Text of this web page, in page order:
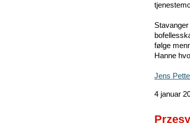
følge
Hanne
Jens
4 januar